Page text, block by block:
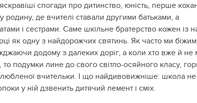
спогади про дитинство, юність, перше
родину, де вчителі ставали другими батьками, а
і сестрами. Саме шкільне братерство кожен із
як одну з найдорожчих святинь. Як часто ми
додому з далеких доріг, а коли хто вже й не
то подумки лине до свого світло-осяйного класу,
вчительки. І що найдивовижніше: школа не
у ній дзвенить дитячий лемент і сміх.